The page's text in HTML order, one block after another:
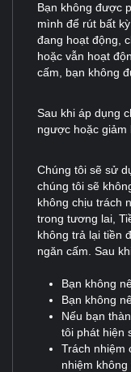
Bạn không được
mình để rút bất
đang hoạt động,
hoặc vẫn hoạt
cấm, bạn không
Sau khi áp dụng
ngược hoặc
Chúng tôi sẽ sử
chúng tôi sẽ
không chịu trách
trong tương lai,
không trả lại tiền
ngăn cấm. Sau
Bạn không
Bạn không
Nếu bạn
tôi phát hiện
Trách nhiệm
nhiệm